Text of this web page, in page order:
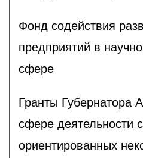
Фонд содействия
предприятий в
сфере
Гранты Губернатора
сфере деятельности
ориентированных